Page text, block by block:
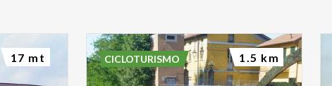
17 mt CICLOTURISMO 1.5 km